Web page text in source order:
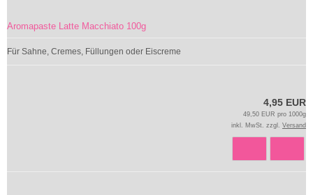
Aromapaste Latte Macchiato 100g
Für Sahne, Cremes, Füllungen oder Eiscreme
4,95 EUR
49,50 EUR pro 1000g
inkl. MwSt. zzgl. Versand